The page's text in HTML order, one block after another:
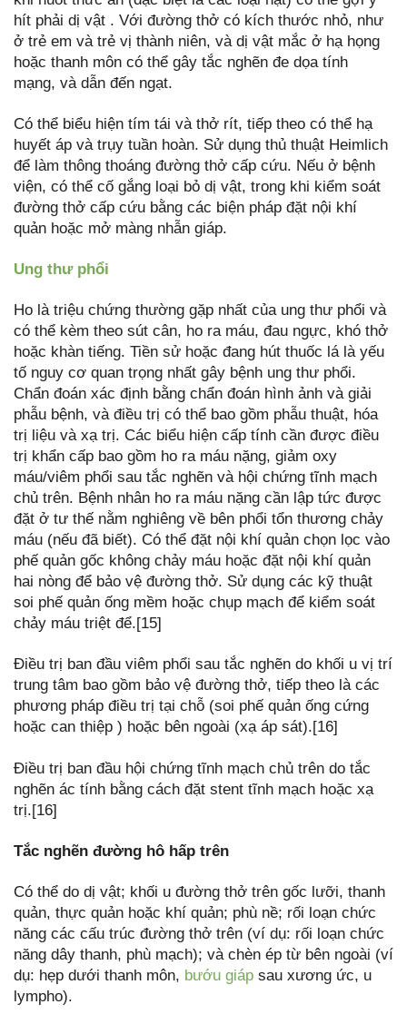
hít phải dị vật . Với đường thở có kích thước nhỏ, như
ở trẻ em và trẻ vị thành niên, và dị vật mắc ở hạ họng
hoặc thanh môn có thể gây tắc nghẽn đe dọa tính
mạng, và dẫn đến ngạt.
Có thể biểu hiện tím tái và thở rít, tiếp theo có thể hạ
huyết áp và trụy tuần hoàn. Sử dụng thủ thuật Heimlich
để làm thông thoáng đường thở cấp cứu. Nếu ở bệnh
viện, có thể cố gắng loại bỏ dị vật, trong khi kiểm soát
đường thở cấp cứu bằng các biện pháp đặt nội khí
quản hoặc mở màng nhẫn giáp.
Ung thư phổi
Ho là triệu chứng thường gặp nhất của ung thư phổi và
có thể kèm theo sút cân, ho ra máu, đau ngực, khó thở
hoặc khàn tiếng. Tiền sử hoặc đang hút thuốc lá là yếu
tố nguy cơ quan trọng nhất gây bệnh ung thư phổi.
Chẩn đoán xác định bằng chẩn đoán hình ảnh và giải
phẫu bệnh, và điều trị có thể bao gồm phẫu thuật, hóa
trị liệu và xạ trị. Các biểu hiện cấp tính cần được điều
trị khẩn cấp bao gồm ho ra máu nặng, giảm oxy
máu/viêm phổi sau tắc nghẽn và hội chứng tĩnh mạch
chủ trên. Bệnh nhân ho ra máu nặng cần lập tức được
đặt ở tư thế nằm nghiêng về bên phổi tổn thương chảy
máu (nếu đã biết). Có thể đặt nội khí quản chọn lọc vào
phế quản gốc không chảy máu hoặc đặt nội khí quản
hai nòng để bảo vệ đường thở. Sử dụng các kỹ thuật
soi phế quản ống mềm hoặc chụp mạch để kiểm soát
chảy máu triệt để.[15]
Điều trị ban đầu viêm phổi sau tắc nghẽn do khối u vị trí
trung tâm bao gồm bảo vệ đường thở, tiếp theo là các
phương pháp điều trị tại chỗ (soi phế quản ống cứng
hoặc can thiệp ) hoặc bên ngoài (xạ áp sát).[16]
Điều trị ban đầu hội chứng tĩnh mạch chủ trên do tắc
nghẽn ác tính bằng cách đặt stent tĩnh mạch hoặc xạ
trị.[16]
Tắc nghẽn đường hô hấp trên
Có thể do dị vật; khối u đường thở trên gốc lưỡi, thanh
quản, thực quản hoặc khí quản; phù nề; rối loạn chức
năng các cấu trúc đường thở trên (ví dụ: rối loạn chức
năng dây thanh, phù mạch); và chèn ép từ bên ngoài (ví
dụ: hẹp dưới thanh môn, bướu giáp sau xương ức, u
lympho).